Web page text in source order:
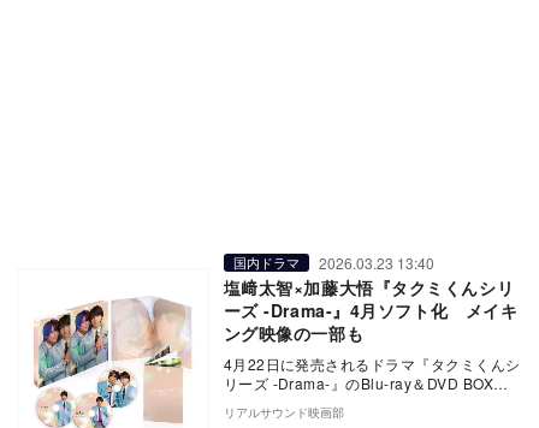
国内ドラマ 2026.03.23 13:40
塩﨑太智×加藤大悟『タクミくんシリ
ーズ -Drama-』4月ソフト化 メイキ
ング映像の一部も
4月22日に発売されるドラマ『タクミくんシ
リーズ -Drama-』のBlu-ray＆DVD BOXの
アートワークと映像特典の一部…
リアルサウンド映画部